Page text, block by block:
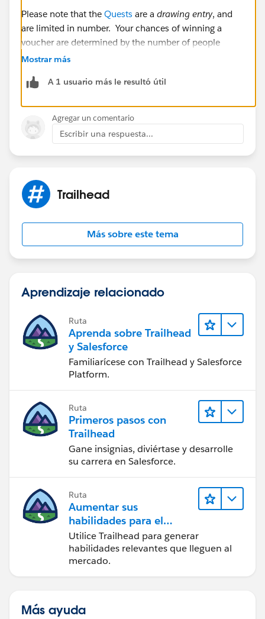
Please note that the Quests are a drawing entry, and
are limited in number. Your chances of winning a
voucher are determined by the number of people
completing the quests. Drawings will happen after the
will have a voucher to give away, so I would
recommend looking to see if there is a user group
meeting locally to you.
Mostrar más
A 1 usuario más le resultó útil
Agregar un comentario
Escribir una respuesta...
Trailhead
Más sobre este tema
Aprendizaje relacionado
Ruta
Aprenda sobre Trailhead
y Salesforce
Familiarícese con Trailhead y Salesforce
Platform.
Ruta
Primeros pasos con
Trailhead
Gane insignias, diviértase y desarrolle
su carrera en Salesforce.
Ruta
Aumentar sus
habilidades para el
futuro con Trailhead
Utilice Trailhead para generar
habilidades relevantes que lleguen al
mercado.
Más ayuda